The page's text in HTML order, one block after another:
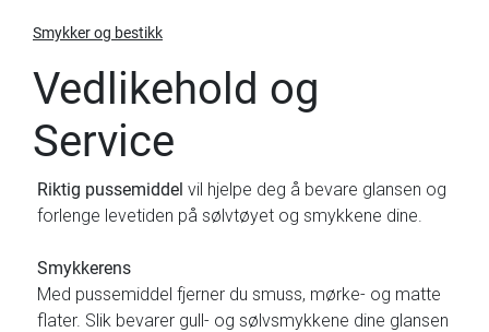
Smykker og bestikk
Vedlikehold og
Service
Riktig pussemiddel vil hjelpe deg å bevare glansen og
forlenge levetiden på sølvtøyet og smykkene dine.
Smykkerens
Med pussemiddel fjerner du smuss, mørke- og matte
flater. Slik bevarer gull- og sølvsmykkene dine glansen